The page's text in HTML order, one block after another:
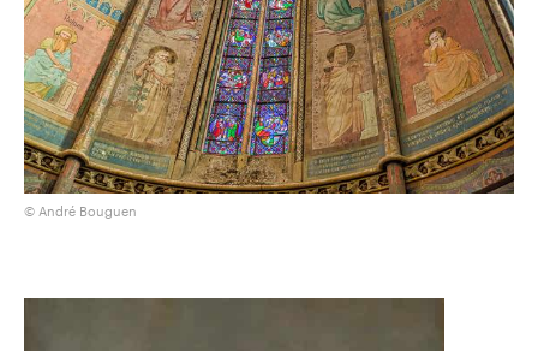
© André Bouguen